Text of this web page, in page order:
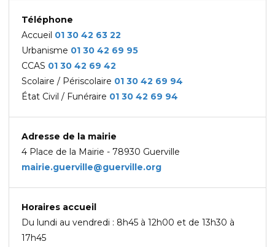
Téléphone
Accueil 01 30 42 63 22
Urbanisme 01 30 42 69 95
CCAS 01 30 42 69 42
Scolaire / Périscolaire 01 30 42 69 94
État Civil / Funéraire 01 30 42 69 94
Adresse de la mairie
4 Place de la Mairie - 78930 Guerville
mairie.guerville@guerville.org
Horaires accueil
Du lundi au vendredi : 8h45 à 12h00 et de 13h30 à
17h45